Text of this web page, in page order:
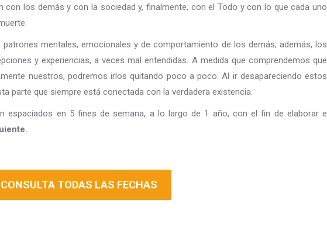
con los demás y con la sociedad y, finalmente, con el Todo y con lo que cada uno
mentales, emocionales y de comportamiento de los demás; además, los
y experiencias, a veces mal entendidas. A medida que comprendemos que
nuestros, podremos irlos quitando poco a poco. Al ir desapareciendo estos
parte que siempre está conectada con la verdadera existencia.
espaciados en 5 fines de semana, a lo largo de 1 año, con el fin de elaborar e
CONSULTA TODAS LAS FECHAS